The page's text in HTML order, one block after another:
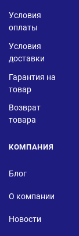
Условия
оплаты
Условия
доставки
Гарантия на
товар
Возврат
товара
КОМПАНИЯ
Блог
О компании
Новости